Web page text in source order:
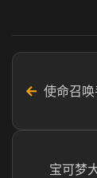
← 使命召
宝可梦